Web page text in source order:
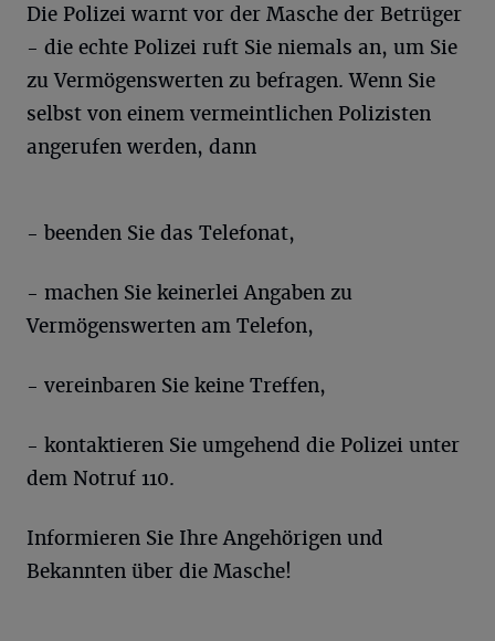
Die Polizei warnt vor der Masche der Betrüger
- die echte Polizei ruft Sie niemals an, um Sie
zu Vermögenswerten zu befragen. Wenn Sie
selbst von einem vermeintlichen Polizisten
angerufen werden, dann
- beenden Sie das Telefonat,
- machen Sie keinerlei Angaben zu
Vermögenswerten am Telefon,
- vereinbaren Sie keine Treffen,
- kontaktieren Sie umgehend die Polizei unter
dem Notruf 110.
Informieren Sie Ihre Angehörigen und
Bekannten über die Masche!